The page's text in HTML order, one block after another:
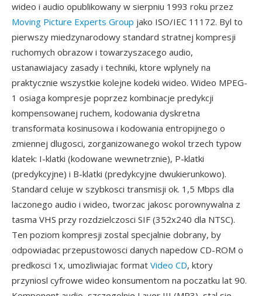
wideo i audio opublikowany w sierpniu 1993 roku przez
Moving Picture Experts Group jako ISO/IEC 11172. Byl to
pierwszy miedzynarodowy standard stratnej kompresji
ruchomych obrazow i towarzyszacego audio,
ustanawiajacy zasady i techniki, ktore wplynely na
praktycznie wszystkie kolejne kodeki wideo. Wideo MPEG-
1 osiaga kompresje poprzez kombinacje predykcji
kompensowanej ruchem, kodowania dyskretna
transformata kosinusowa i kodowania entropijnego o
zmiennej dlugosci, zorganizowanego wokol trzech typow
klatek: I-klatki (kodowane wewnetrznie), P-klatki
(predykcyjne) i B-klatki (predykcyjne dwukierunkowo).
Standard celuje w szybkosci transmisji ok. 1,5 Mbps dla
laczonego audio i wideo, tworzac jakosc porownywalna z
tasma VHS przy rozdzielczosci SIF (352x240 dla NTSC).
Ten poziom kompresji zostal specjalnie dobrany, by
odpowiadac przepustowosci danych napedow CD-ROM o
predkosci 1x, umozliwiajac format Video CD, ktory
przyniosl cyfrowe wideo konsumentom na poczatku lat 90.